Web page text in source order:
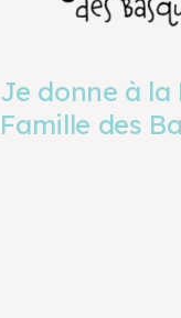
Je donne à la
Famille des